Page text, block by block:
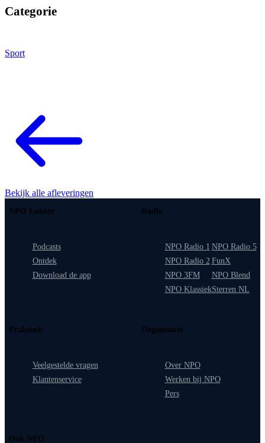
Categorie
Sport
Bekijk alle afleveringen
NPO Luister
Podcasts
Ontdek
Download de app
Radio
NPO Radio 1
NPO Radio 2
NPO 3FM
NPO Klassiek
NPO Radio 5
FunX
NPO Blend
Sterren NL
Praktisch
Veelgestelde vragen
Klantenservice
Organisatie
Over NPO
Werken bij NPO
Pers
Ook NPO